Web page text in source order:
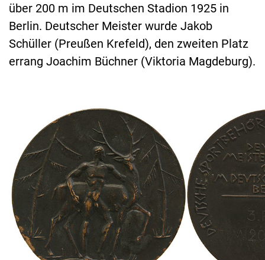
über 200 m im Deutschen Stadion 1925 in
Berlin. Deutscher Meister wurde Jakob
Schüller (Preußen Krefeld), den zweiten Platz
errang Joachim Büchner (Viktoria Magdeburg).